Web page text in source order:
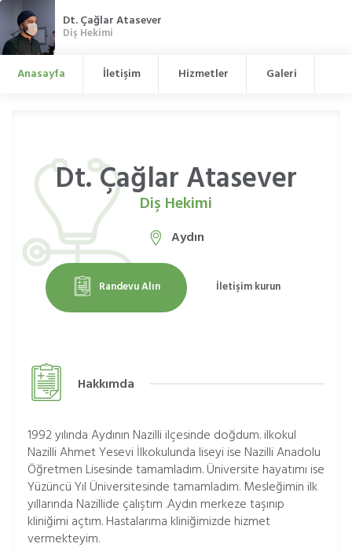
Dt. Çağlar Atasever
Diş Hekimi
Anasayfa İletişim Hizmetler Galeri
Dt. Çağlar Atasever
Diş Hekimi
Aydın
Randevu Alın İletişim kurun
Hakkımda
1992 yılında Aydının Nazilli ilçesinde doğdum. ilkokul
Nazilli Ahmet Yesevi İlkokulunda liseyi ise Nazilli Anadolu
Öğretmen Lisesinde tamamladım. Üniversite hayatımı ise
Yüzüncü Yıl Üniversitesinde tamamladım. Mesleğimin ilk
yıllarında Nazillide çalıştım .Aydın merkeze taşınıp
kliniğimi açtım. Hastalarıma kliniğimizde hizmet
vermekteyim.